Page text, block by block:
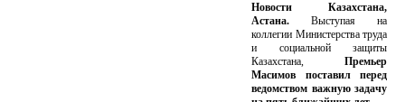
Новости Казахстана,
Астана. Выступая на
коллегии Министерства труда
и социальной защиты
Казахстана, Премьер
Масимов поставил перед
ведомством важную задачу